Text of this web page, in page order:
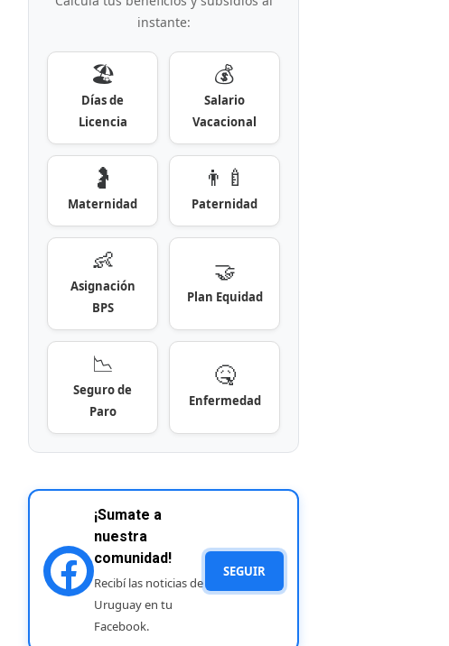
instante:
🏖️
Días de
Licencia
💰
Salario
Vacacional
🤰
Maternidad
👨‍🍼
Paternidad
👶
Asignación
BPS
🤝
Plan Equidad
📉
Seguro de
Paro
🤒
Enfermedad
¡Sumate a
nuestra
comunidad!
Recibí las noticias de
Uruguay en tu
Facebook.
SEGUIR